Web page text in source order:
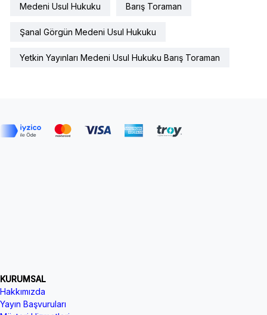
Medeni Usul Hukuku Barış Toraman
Şanal Görgün Medeni Usul Hukuku
Yetkin Yayınları Medeni Usul Hukuku Barış Toraman
KURUMSAL
Hakkımızda
Yayın Başvuruları